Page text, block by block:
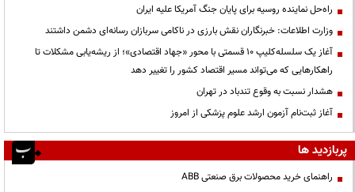
راه‌حل نماینده روسیه برای پایان جنگ آمریکا علیه ایران
وزارت اطلاعات: خبرنگاران نقش بارزی در ناکامی سربازان رسانه‌ای دشمن داشتند
آغاز یک سلسله‌کلیپ ۱۰ قسمتی با محور «جهاد اقتصادی»؛ از ریشه‌یابی مشکلات تا
راهکارهایی که می‌تواند مسیر اقتصاد کشور را تغییر دهد
هشدار نسبت به وقوع تندباد در تهران
آغاز ثبت‌نام آزمون ارشد علوم پزشکی از امروز
پربازدید ها
راهنمای خرید محصولات برق صنعتی ABB